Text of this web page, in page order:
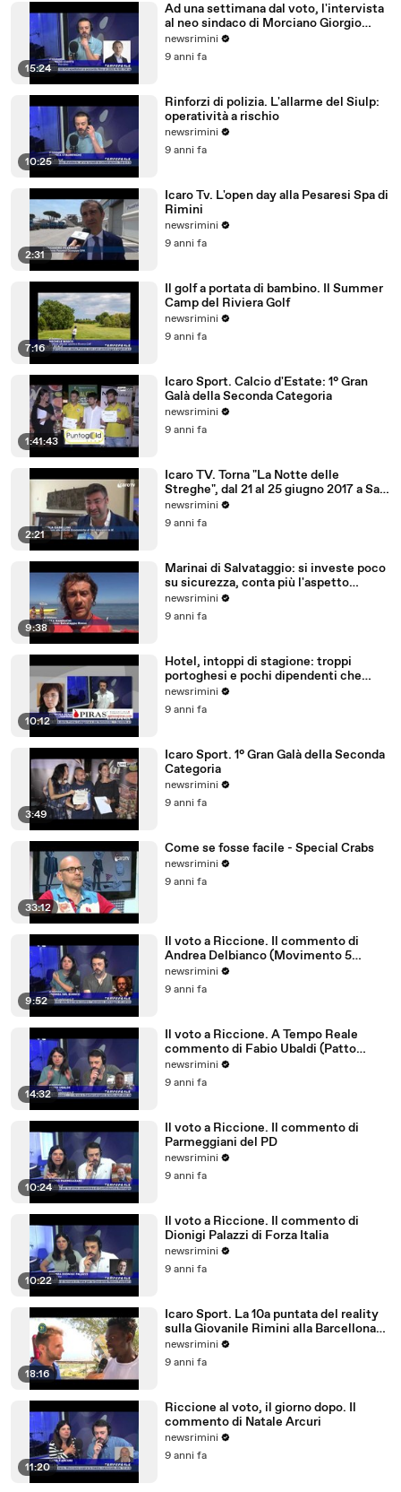
15:24
Ad una settimana dal voto, l'intervista
al neo sindaco di Morciano Giorgio
Ciotti
newsrimini
9 anni fa
10:25
Rinforzi di polizia. L'allarme del Siulp:
operatività a rischio
newsrimini
9 anni fa
2:31
Icaro Tv. L'open day alla Pesaresi Spa di
Rimini
newsrimini
9 anni fa
7:16
Il golf a portata di bambino. Il Summer
Camp del Riviera Golf
newsrimini
9 anni fa
1:41:43
Icaro Sport. Calcio d'Estate: 1° Gran
Galà della Seconda Categoria
newsrimini
9 anni fa
2:21
Icaro TV. Torna "La Notte delle
Streghe", dal 21 al 25 giugno 2017 a San
Giovanni in M
newsrimini
9 anni fa
9:38
Marinai di Salvataggio: si investe poco
su sicurezza, conta più l'aspetto
economico
newsrimini
9 anni fa
10:12
Hotel, intoppi di stagione: troppi
portoghesi e pochi dipendenti che
parlano tedesco
newsrimini
9 anni fa
3:49
Icaro Sport. 1° Gran Galà della Seconda
Categoria
newsrimini
9 anni fa
33:12
Come se fosse facile - Special Crabs
newsrimini
9 anni fa
9:52
Il voto a Riccione. Il commento di
Andrea Delbianco (Movimento 5
Stelle)
newsrimini
9 anni fa
14:32
Il voto a Riccione. A Tempo Reale
commento di Fabio Ubaldi (Patto
Civico Riccione)
newsrimini
9 anni fa
10:24
Il voto a Riccione. Il commento di
Parmeggiani del PD
newsrimini
9 anni fa
10:22
Il voto a Riccione. Il commento di
Dionigi Palazzi di Forza Italia
newsrimini
9 anni fa
18:16
Icaro Sport. La 10a puntata del reality
sulla Giovanile Rimini alla Barcellona
Professional Cup
newsrimini
9 anni fa
11:20
Riccione al voto, il giorno dopo. Il
commento di Natale Arcuri
newsrimini
9 anni fa